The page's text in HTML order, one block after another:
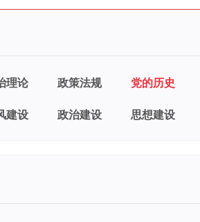
理论 政策法规 党的历史
建设 政治建设 思想建设